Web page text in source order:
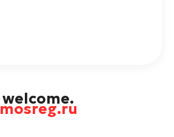
welcome.
mosreg.ru